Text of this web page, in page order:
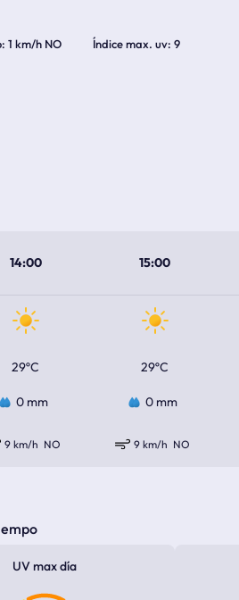
1 km/h NO Índice max. uv 9
14:00 15:00
29ºC 29ºC
0 mm 0 mm
9 km/h NO 9 km/h NO
UV max día